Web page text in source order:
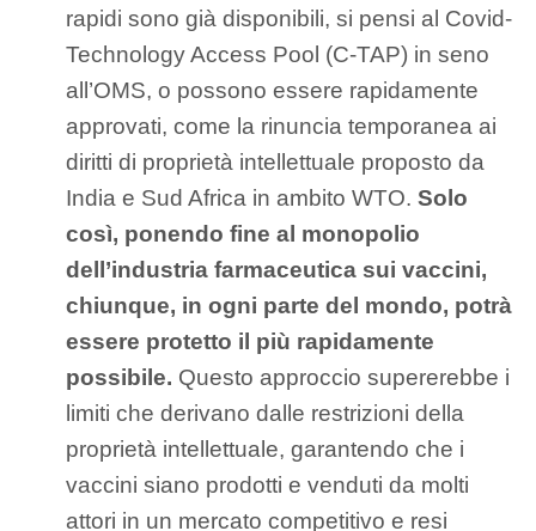
rapidi sono già disponibili, si pensi al Covid-
Technology Access Pool (C-TAP) in seno
all’OMS, o possono essere rapidamente
approvati, come la rinuncia temporanea ai
diritti di proprietà intellettuale proposto da
India e Sud Africa in ambito WTO. Solo
così, ponendo fine al monopolio
dell’industria farmaceutica sui vaccini,
chiunque, in ogni parte del mondo, potrà
essere protetto il più rapidamente
possibile. Questo approccio supererebbe i
limiti che derivano dalle restrizioni della
proprietà intellettuale, garantendo che i
vaccini siano prodotti e venduti da molti
attori in un mercato competitivo e resi